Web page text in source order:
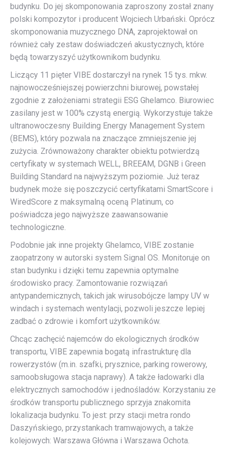
budynku. Do jej skomponowania zaproszony został znany
polski kompozytor i producent Wojciech Urbański. Oprócz
skomponowania muzycznego DNA, zaprojektował on
również cały zestaw doświadczeń akustycznych, które
będą towarzyszyć użytkownikom budynku.
Liczący 11 pięter VIBE dostarczył na rynek 15 tys. mkw.
najnowocześniejszej powierzchni biurowej, powstałej
zgodnie z założeniami strategii ESG Ghelamco. Biurowiec
zasilany jest w 100% czystą energią. Wykorzystuje także
ultranowoczesny Building Energy Management System
(BEMS), który pozwala na znaczące zmniejszenie jej
zużycia. Zrównoważony charakter obiektu potwierdzą
certyfikaty w systemach WELL, BREEAM, DGNB i Green
Building Standard na najwyższym poziomie. Już teraz
budynek może się poszczycić certyfikatami SmartScore i
WiredScore z maksymalną oceną Platinum, co
poświadcza jego najwyższe zaawansowanie
technologiczne.
Podobnie jak inne projekty Ghelamco, VIBE zostanie
zaopatrzony w autorski system Signal OS. Monitoruje on
stan budynku i dzięki temu zapewnia optymalne
środowisko pracy. Zamontowanie rozwiązań
antypandemicznych, takich jak wirusobójcze lampy UV w
windach i systemach wentylacji, pozwoli jeszcze lepiej
zadbać o zdrowie i komfort użytkowników.
Chcąc zachęcić najemców do ekologicznych środków
transportu, VIBE zapewnia bogatą infrastrukturę dla
rowerzystów (m.in. szafki, prysznice, parking rowerowy,
samoobsługowa stacja naprawy). A także ładowarki dla
elektrycznych samochodów i jednośladów. Korzystaniu ze
środków transportu publicznego sprzyja znakomita
lokalizacja budynku. To jest: przy stacji metra rondo
Daszyńskiego, przystankach tramwajowych, a także
kolejowych: Warszawa Główna i Warszawa Ochota.